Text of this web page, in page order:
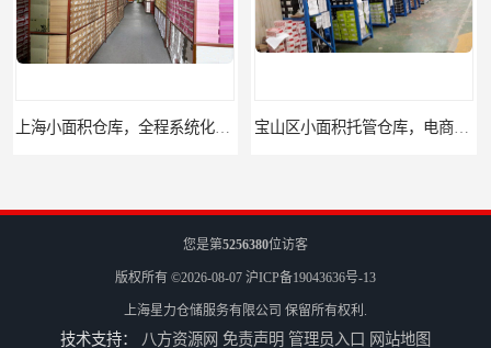
您是第5256380位访客
版权所有 ©2026-08-07 沪ICP备19043636号-13
上海星力仓储服务有限公司 保留所有权利.
技术支持： 八方资源网 免责声明 管理员入口 网站地图